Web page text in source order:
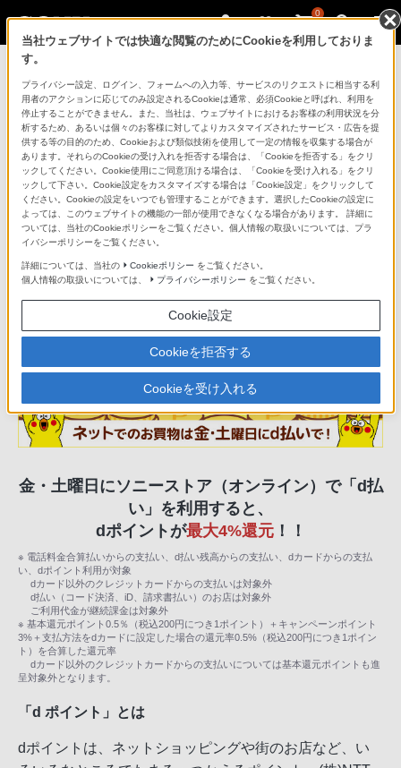
0
d払い （ドコモ）「毎週おトクなd曜日」
金・土曜日にソニーストア（オンライン）で「d払
い」を利用すると、
dポイントが最大4%還元！！
※ 電話料金合算払いからの支払い、d払い残高からの支払い、dカードからの支払
い、dポイント利用が対象
dカード以外のクレジットカードからの支払いは対象外
d払い（コード決済、iD、請求書払い）のお店は対象外
ご利用代金が継続課金は対象外
※ 基本還元ポイント0.5％（税込200円につき1ポイント）＋キャンペーンポイント
3%＋支払方法をdカードに設定した場合の還元率0.5%（税込200円につき1ポイン
ト）を合算した還元率
dカード以外のクレジットカードからの支払いについては基本還元ポイントも進
呈対象外となります。
「d ポイント」とは
dポイントは、ネットショッピングや街のお店など、い
当社ウェブサイトでは快適な閲覧のためにCookieを利用しておりま
す。
プライバシー設定、ログイン、フォームへの入力等、サービスのリクエストに相当する利
用者のアクションに応じてのみ設定されるCookieは通常、必須Cookieと呼ばれ、利用を
停止することができません。また、当社は、ウェブサイトにおけるお客様の利用状況を分
析するため、あるいは個々のお客様に対してよりカスタマイズされたサービス・広告を提
供する等の目的のため、Cookieおよび類似技術を使用して一定の情報を収集する場合が
あります。それらのCookieの受け入れを拒否する場合は、「Cookieを拒否する」をクリ
ックしてください。Cookie使用にご同意頂ける場合は、「Cookieを受け入れる」をクリ
ックして下さい。Cookie設定をカスタマイズする場合は「Cookie設定」をクリックして
ください。Cookieの設定をいつでも管理することができます。選択したCookieの設定に
よっては、このウェブサイトの機能の一部が使用できなくなる場合があります。 詳細に
ついては、当社のCookieポリシーをご覧ください。個人情報の取扱いについては、プラ
イバシーポリシーをご覧ください。
詳細については、当社の Cookieポリシー をご覧ください。
個人情報の取扱いについては、
プライバシーポリシー をご覧ください。
Cookie設定
Cookieを拒否する
Cookieを受け入れる